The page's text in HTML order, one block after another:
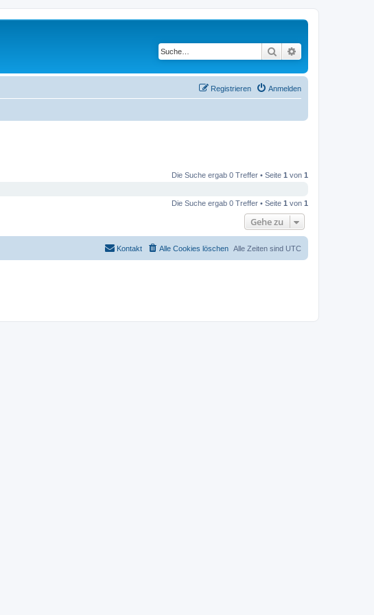
Suche
Anmelden
Registrieren
Die Suche ergab 0 Treffer • Seite 1 von 1
Die Suche ergab 0 Treffer • Seite 1 von 1
Gehe zu
Alle Zeiten sind UTC
Alle Cookies löschen
Kontakt